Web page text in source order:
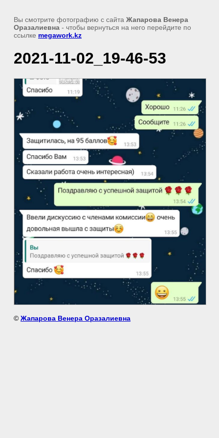
Вы смотрите фотографию с сайта Жапарова Венера
Оразалиевна - чтобы вернуться на него перейдите по
ссылке megawork.kz
2021-11-02_19-46-53
© Жапарова Венера Оразалиевна